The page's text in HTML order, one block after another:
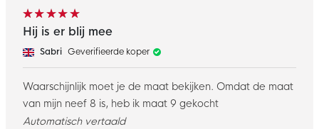
Hij is er blij mee
Sabri Geverifieerde koper
Waarschijnlijk moet je de maat bekijken. Omdat de maat
van mijn neef 8 is, heb ik maat 9 gekocht
Automatisch vertaald